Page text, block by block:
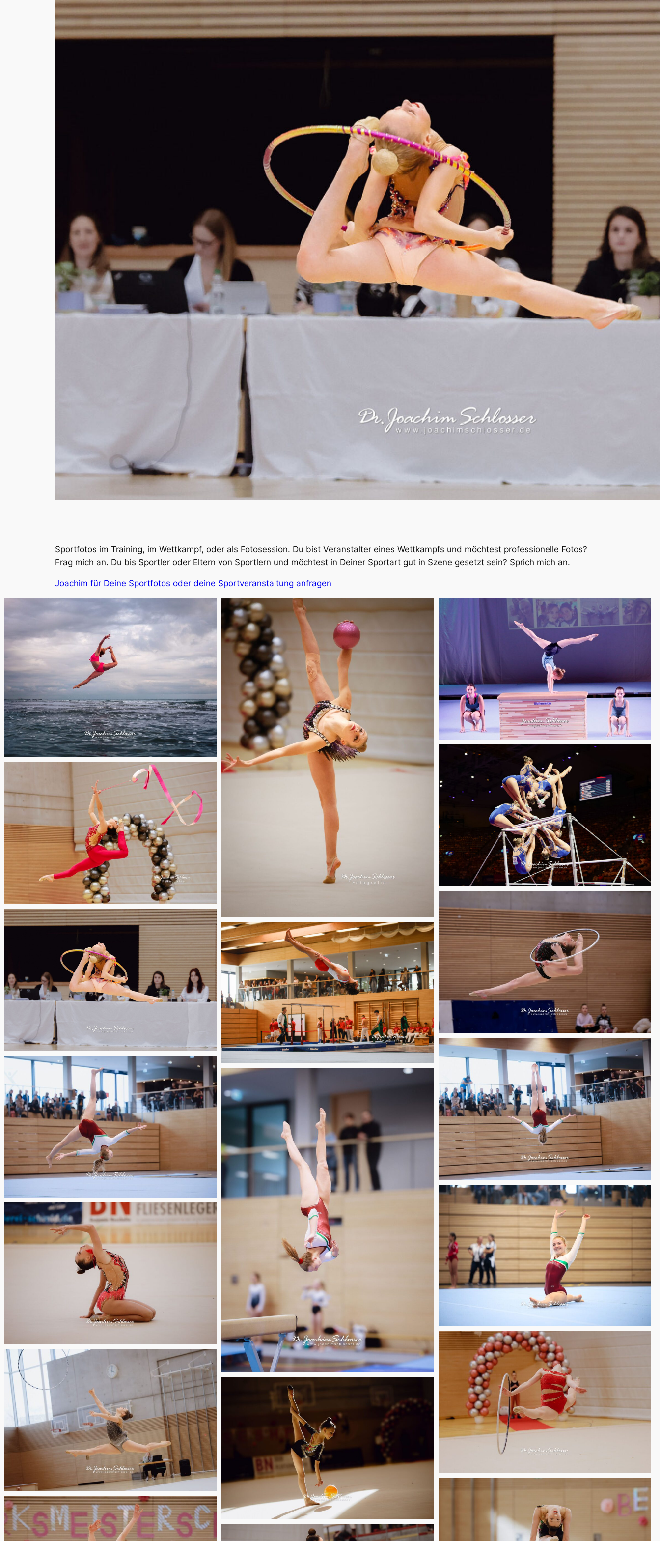
Sportfotos im Training, im Wettkampf, oder als Fotosession. Du bist Veranstalter eines Wettkampfs und möchtest professionelle Fotos?
Frag mich an. Du bis Sportler oder Eltern von Sportlern und möchtest in Deiner Sportart gut in Szene gesetzt sein? Sprich mich an.
Joachim für Deine Sportfotos oder deine Sportveranstaltung anfragen